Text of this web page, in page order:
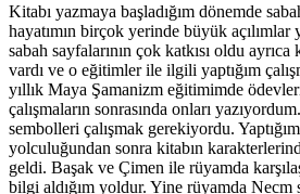
Kitabı yazmaya başladığım dönemde
hayatımın birçok yerinde büyük açılımlar
sabah sayfalarının çok katkısı oldu
vardı ve o eğitimler ile ilgili yaptığım
yıllık Maya Şamanizm eğitimimde
çalışmaların sonrasında onları
sembolleri çalışmak gerekiyordu.
yolculuğundan sonra kitabın
geldi. Başak ve Çimen ile rüyamda
bilgi aldığım yoldur. Yine rüyamda